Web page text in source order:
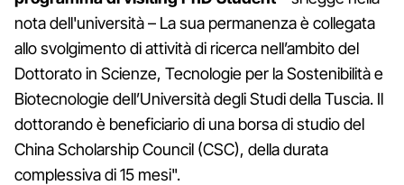
nota dell'università – La sua permanenza è collegata
allo svolgimento di attività di ricerca nell’ambito del
Dottorato in Scienze, Tecnologie per la Sostenibilità e
Biotecnologie dell’Università degli Studi della Tuscia. Il
dottorando è beneficiario di una borsa di studio del
China Scholarship Council (CSC), della durata
complessiva di 15 mesi".